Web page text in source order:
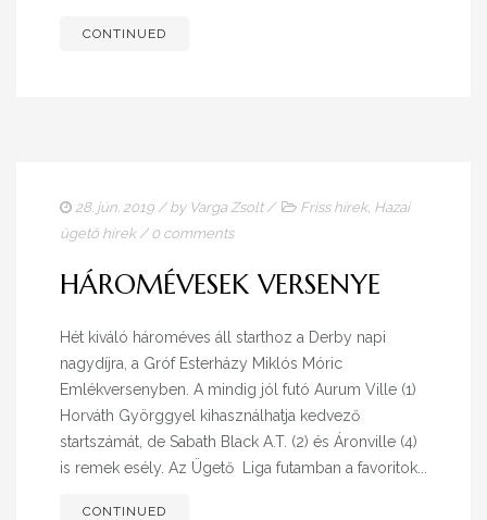
CONTINUED
28. jún. 2019 / by Varga Zsolt/ Friss hírek, Hazai
ügető hírek/ 0 comments
HÁROMÉVESEK VERSENYE
Hét kiváló hároméves áll starthoz a Derby napi
nagydíjra, a Gróf Esterházy Miklós Móric
Emlékversenyben. A mindig jól futó Aurum Ville (1)
Horváth Györggyel kihasználhatja kedvező
startszámát, de Sabath Black A.T. (2) és Áronville (4)
is remek esély. Az Ügető Liga futamban a favoritok...
CONTINUED